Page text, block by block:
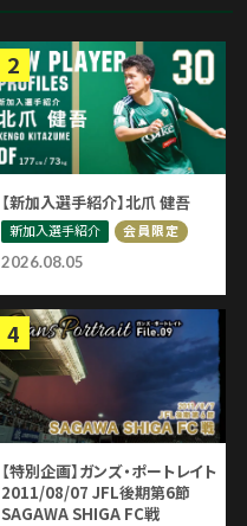
2026.08.05
【新加入選手紹介】北爪 健吾
新加入選手紹介 会員限定
【特別企画】ガンズ・ポートレイト
2011/08/07 JFL後期第6節
SAGAWA SHIGA FC戦